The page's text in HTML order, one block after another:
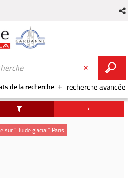
recherche avancée
de la recherche
sur "Fluide glacial". Paris